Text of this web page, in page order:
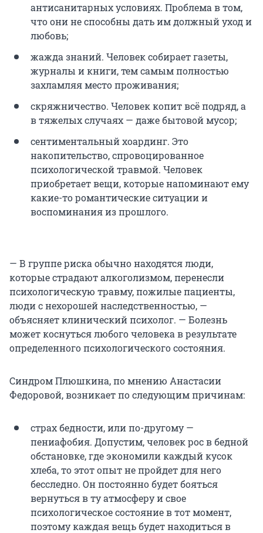
антисанитарных условиях. Проблема в том,
что они не способны дать им должный уход и
любовь;
жажда знаний. Человек собирает газеты,
журналы и книги, тем самым полностью
захламляя место проживания;
скряжничество. Человек копит всё подряд, а
в тяжелых случаях — даже бытовой мусор;
сентиментальный хоардинг. Это
накопительство, спровоцированное
психологической травмой. Человек
приобретает вещи, которые напоминают ему
какие-то романтические ситуации и
воспоминания из прошлого.
— В группе риска обычно находятся люди,
которые страдают алкоголизмом, перенесли
психологическую травму, пожилые пациенты,
люди с нехорошей наследственностью, —
объясняет клинический психолог. — Болезнь
может коснуться любого человека в результате
определенного психологического состояния.
Синдром Плюшкина, по мнению Анастасии
Федоровой, возникает по следующим причинам:
страх бедности, или по-другому —
пениафобия. Допустим, человек рос в бедной
обстановке, где экономили каждый кусок
хлеба, то этот опыт не пройдет для него
бесследно. Он постоянно будет бояться
вернуться в ту атмосферу и свое
психологическое состояние в тот момент,
поэтому каждая вещь будет находиться в